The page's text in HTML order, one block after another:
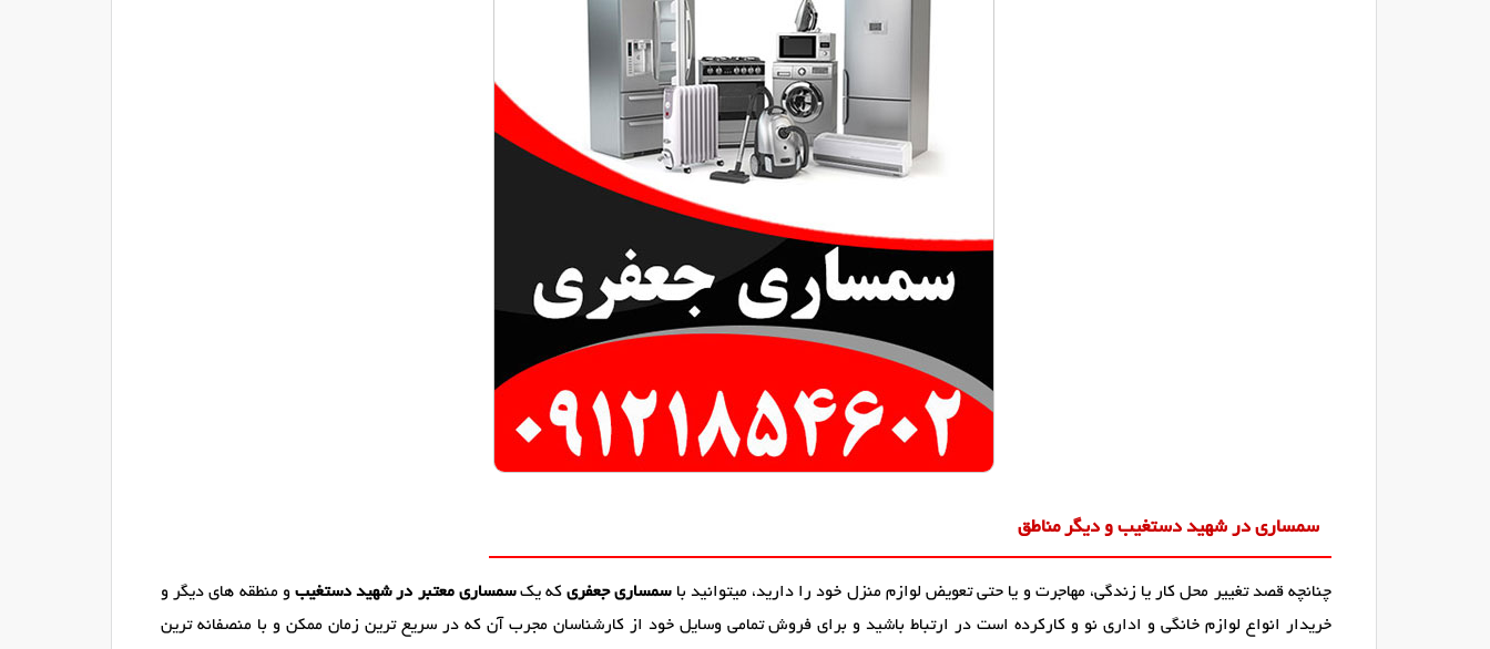
سمساری در شهید دستغیب و دیگر مناطق
چنانچه قصد تغییر محل کار یا زندگی، مهاجرت و یا حتی تعویض لوازم منزل خود را دارید، میتوانید باسمساری جعفریکه یکسمساری معتبر در شهید دستغیب و منطقه های دیگر و
خریدار انواع لوازم خانگی و اداری نو و کارکرده است در ارتباط باشید و برای فروش تمامی وسایل خود از کارشناسان مجرب آن که در سریع ترین زمان ممکن و با منصفانه ترین